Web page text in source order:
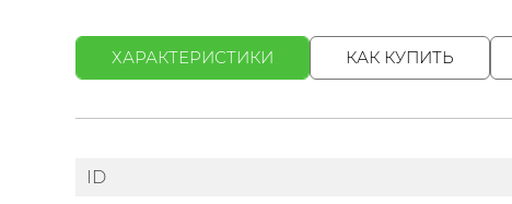
ХАРАКТЕРИСТИКИ КАК КУПИТЬ
ID